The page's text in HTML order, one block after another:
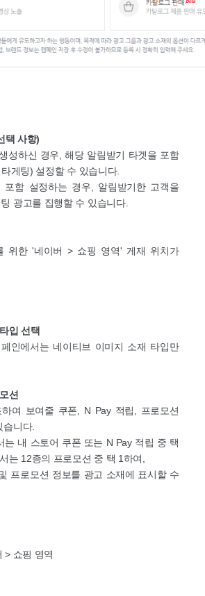
택 사항)
성하신 경우, 해당 알림받기 타겟을 포함
게팅) 설정할 수 있습니다.
함 설정하는 경우, 알림받기한 고객을
광고를 집행할 수 있습니다.
위한 '네이버 > 쇼핑 영역' 게재 위치가
입 선택
인에서는 네이티브 이미지 소재 타입만
션
여 보여줄 쿠폰, N Pay 적립, 프로모션
니다.
는 내 스토어 쿠폰 또는 N Pay 적립 중 택
는 12종의 프로모션 중 택 1하여,
프로모션 정보를 광고 소재에 표시할 수
> 쇼핑 영역